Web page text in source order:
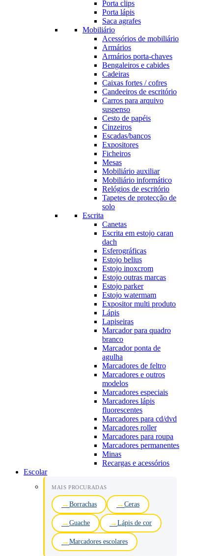
Porta clips
Porta lápis
Saca agrafes
Mobiliário
Acessórios de mobiliário
Armários
Armários porta-chaves
Bengaleiros e cabides
Cadeiras
Caixas fortes / cofres
Candeeiros de escritório
Carros para arquivo
suspenso
Cesto de papéis
Cinzeiros
Escadas/bancos
Expositores
Ficheiros
Mesas
Mobiliário auxiliar
Mobiliário informático
Relógios de escritório
Tapetes de protecção de
solo
Escrita
Canetas
Escrita em estojo caran
dach
Esferográficas
Estojo belius
Estojo inoxcrom
Estojo outras marcas
Estojo parker
Estojo watermam
Expositor multi produto
Lápis
Lapiseiras
Marcador para quadro
branco
Marcador ponta de
agulha
Marcadores de feltro
Marcadores e outros
modelos
Marcadores especiais
Marcadores lápis
fluorescentes
Marcadores para cd/dvd
Marcadores roller
Marcadores para roupa
Marcadores permanentes
Minas
Recargas e acessórios
Escolar
MAIS PROCURADAS
Borrachas Ceras
Guache Lápis de cor
Marcadores escolares